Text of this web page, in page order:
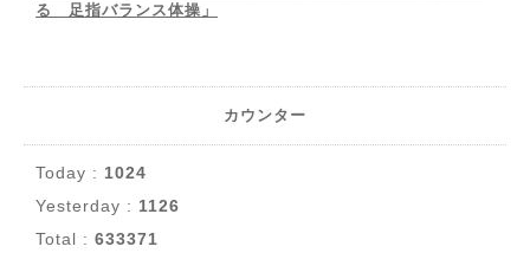
る 足指バランス体操」
カウンター
Today : 1024
Yesterday : 1126
Total : 633371